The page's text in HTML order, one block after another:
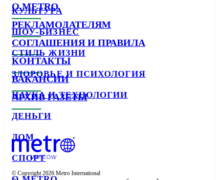
КУЛЬТУРА
ШОУ-БИЗНЕС
СТИЛЬ ЖИЗНИ
ЗДОРОВЬЕ И ПСИХОЛОГИЯ
НАУКА И ТЕХНОЛОГИИ
ДЕНЬГИ
ДОМ
СПОРТ
О METRO
РЕКЛАМОДАТЕЛЯМ
СОГЛАШЕНИЯ И ПРАВИЛА
КОНТАКТЫ
ВАКАНСИИ
АРХИВ ГАЗЕТЫ
© Copyright 2026 Metro International